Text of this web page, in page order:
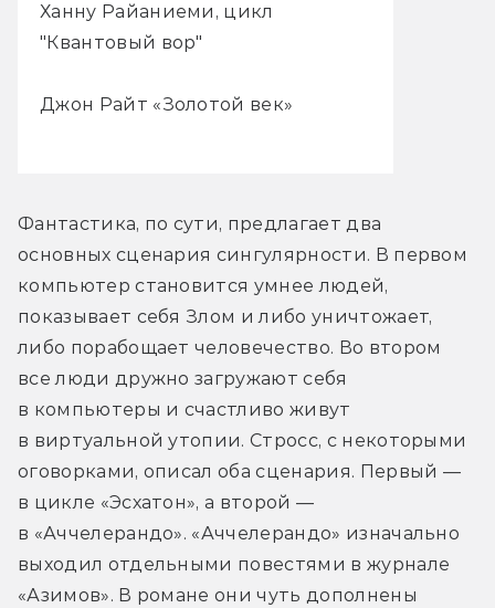
Ханну Райаниеми, цикл
"Квантовый вор"
Джон Райт «Золотой век»
Фантастика, по сути, предлагает два
основных сценария сингулярности. В первом
компьютер становится умнее людей,
показывает себя Злом и либо уничтожает,
либо порабощает человечество. Во втором
все люди дружно загружают себя
в компьютеры и счастливо живут
в виртуальной утопии. Стросс, с некоторыми
оговорками, описал оба сценария. Первый —
в цикле «Эсхатон», а второй —
в «Аччелерандо». «Аччелерандо» изначально
выходил отдельными повестями в журнале
«Азимов». В романе они чуть дополнены